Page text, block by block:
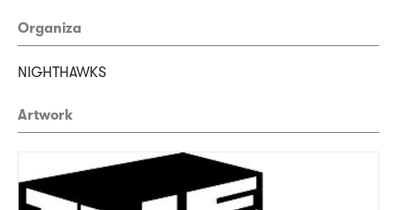
Organiza
NIGHTHAWKS
Artwork